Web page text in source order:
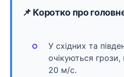
📌 Коротко про
У східних та
очікуються
20 м/с.